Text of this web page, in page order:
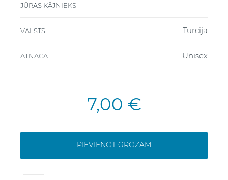
JŪRAS KĀJNIEKS
VALSTS Turcija
ATNĀCA Unisex
7,00 €
PIEVIENOT GROZAM